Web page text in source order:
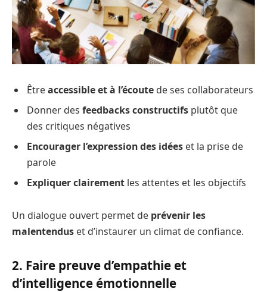
Êtreaccessible et à l’écoute de ses collaborateurs
Donner des feedbacks constructifs plutôt que
des critiques négatives
Encourager l’expression des idées et la prise de
parole
Expliquer clairement les attentes et les objectifs
Un dialogue ouvert permet de prévenir les
malentendus et d’instaurer un climat de confiance.
2. Faire preuve d’empathie et
d’intelligence émotionnelle